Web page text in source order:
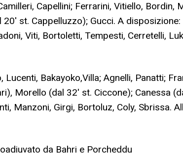
Capellini; Ferrarini, Vitiello, Bordin,
st. Cappelluzzo); Gucci. A disposizione:
Viti, Bortoletti, Tempesti, Cerretelli,
Lucenti, Bakayoko,Villa; Agnelli, Panatti;
Morello (dal 32′ st. Ciccone); Canessa
Manzoni, Girgi, Bortoluz, Coly, Sbrissa.
da Bahri e Porcheddu